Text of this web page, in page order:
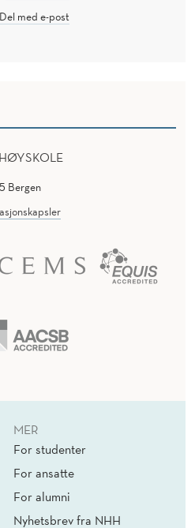
Del med e-post
Bergen
MER
For studenter
For ansatte
For alumni
Nyhetsbrev fra NHH